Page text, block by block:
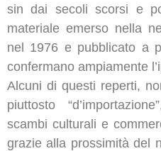
sin dai secoli scorsi e
materiale emerso nella
nel 1976 e pubblicato a
confermano ampiamente
Alcuni di questi reperti,
piuttosto
scambi culturali e
grazie alla prossimità del